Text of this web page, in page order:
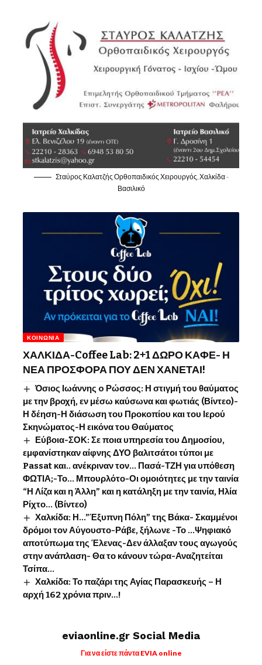
Σταύρος Καλατζής Ορθοπαιδικός Χειρουργός, Χαλκίδα -
Βασιλικό
ΚΟΙΝΩΝΊΑ
ΧΑΛΚΙΔΑ-Coffee Lab: 2+1 ΔΩΡΟ ΚΑΦΕ- Η
ΝΕΑ ΠΡΟΣΦΟΡΑ ΠΟΥ ΔΕΝ ΧΑΝΕΤΑΙ!
Όσιος Ιωάννης o Ρώσσος: Η στιγμή του θαύματος
με την βροχή, εν μέσω καύσωνα και φωτιάς (Βίντεο)-
Η δέηση-Η διάσωση του Προκοπίου και του Ιερού
Σκηνώματος-Η εικόνα του Θαύματος
Εύβοια-ΣΟΚ: Σε ποια υπηρεσία του Δημοσίου,
εμφανίστηκαν αίφνης ΔΥΟ βαλιτσάτοι τύποι με
Passat και.. ανέκριναν τον… Πασά-ΤΖΗ για υπόθεση
ΦΩΤΙΑ;-Το… Μπουρλότο-Οι ομοιότητες με την ταινία
“Η Λίζα και η Άλλη” και η κατάληξη με την ταινία, Ηλία
Ρίχτο… (Βίντεο)
Χαλκίδα: Η…”Έξυπνη Πόλη” της Βάκα- Σκαμμένοι
δρόμοι τον Αύγουστο-Ράβε, ξήλωνε -Το …Ψηφιακό
αποτύπωμα της Έλενας-Δεν άλλαξαν τους αγωγούς
στην ανάπλαση- Θα το κάνουν τώρα-Αναζητείται
Τσίπα…
Χαλκίδα: Το παζάρι της Αγίας Παρασκευής – Η
αρχή 162 χρόνια πριν…!
eviaonline.gr Social Media
Για να είστε πάντα EVIA online